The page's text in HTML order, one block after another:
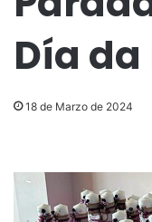
Día
18 de Marzo de 2024